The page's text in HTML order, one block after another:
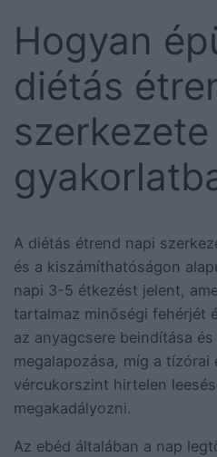
Hogyan
diétás
szerkezete
A diétás étrend napi
és a kiszámíthatóságon
napi 3-5 étkezést jelent,
tartalmaz minőségi fehérjét
az anyagcsere beindítása
megalapozása, míg a tízórai
vércukorszint hirtelen
megakadályozni.
Az ebéd általában a nap